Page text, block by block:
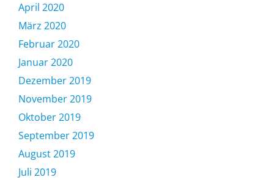
April 2020
März 2020
Februar 2020
Januar 2020
Dezember 2019
November 2019
Oktober 2019
September 2019
August 2019
Juli 2019